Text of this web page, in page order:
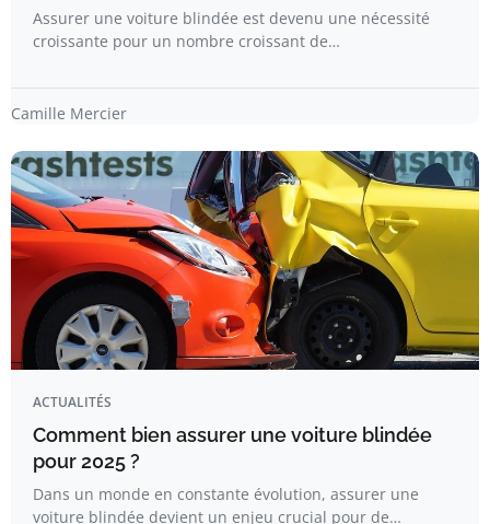
Assurer une voiture blindée est devenu une nécessité
croissante pour un nombre croissant de…
Camille Mercier
ACTUALITÉS
Comment bien assurer une voiture blindée
pour 2025 ?
Dans un monde en constante évolution, assurer une
voiture blindée devient un enjeu crucial pour de…